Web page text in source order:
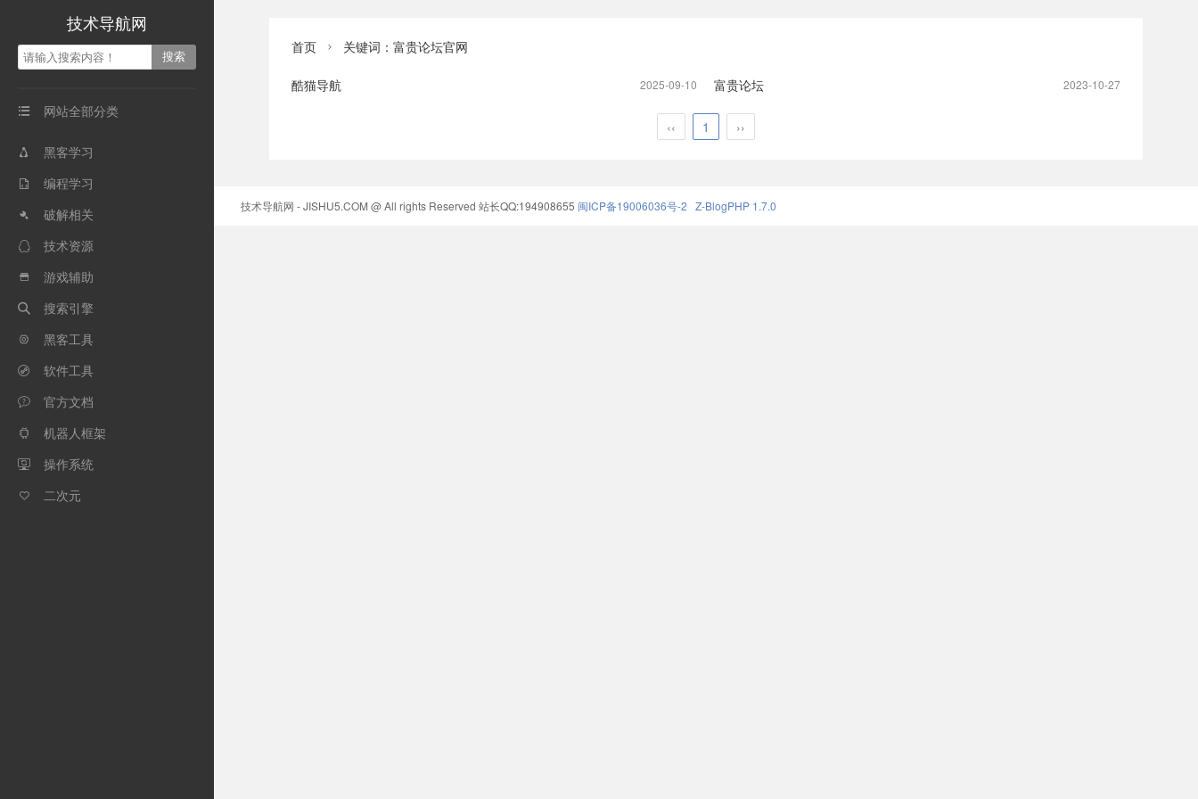
技术导航网
 网站全部分类
 黑客学习
 编程学习
 破解相关
 技术资源
 游戏辅助
 搜索引擎
 黑客工具
 软件工具
 官方文档
 机器人框架
 操作系统
 二次元
首页  关键词：富贵论坛官网
2025-09-10
酷猫导航 2023-10-27
富贵论坛
‹‹ 1 ››
技术导航网 - JISHU5.COM @ All rights Reserved 站长QQ:194908655 闽ICP备19006036号-2 Z-BlogPHP 1.7.0